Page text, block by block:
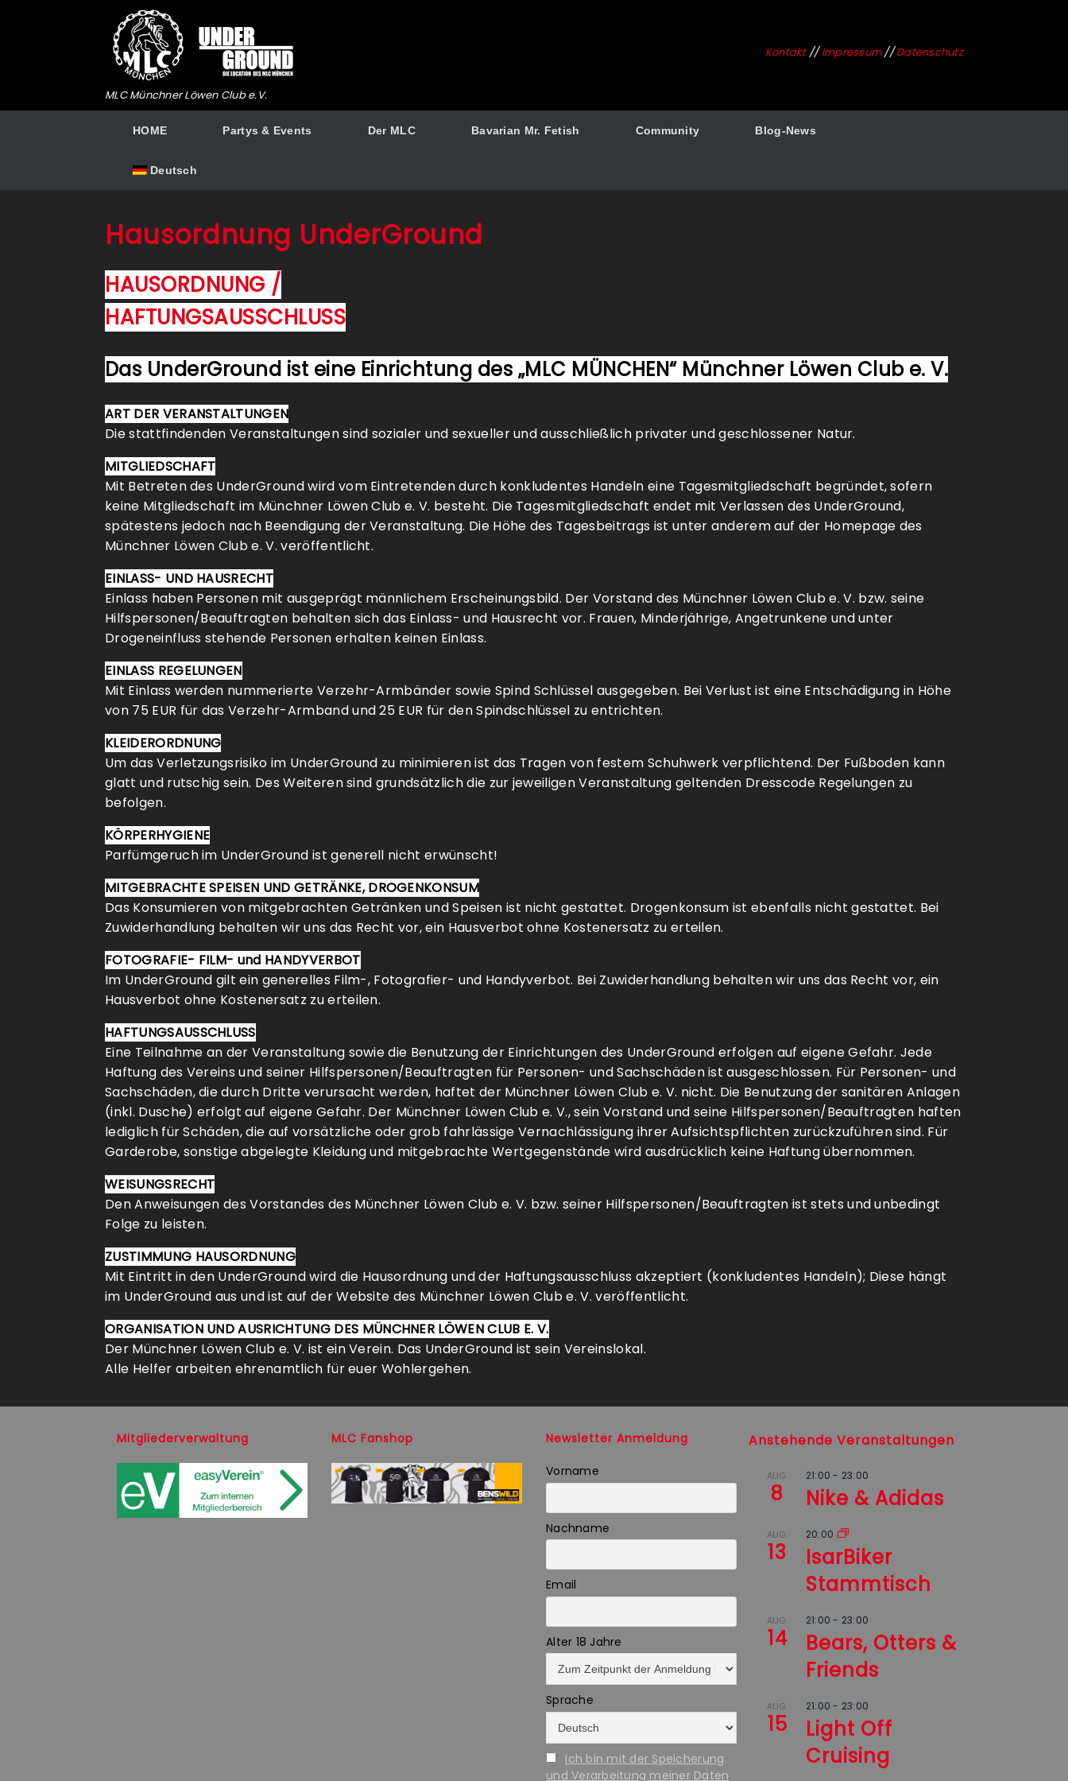
MLC Münchner Löwen Club e.V.
Kontakt//Impressum//Datenschutz
HOME Partys & Events Der MLC Bavarian Mr. Fetish Community Blog-News
Deutsch
Hausordnung UnderGround
HAUSORDNUNG /
HAFTUNGSAUSSCHLUSS
Das UnderGround ist eine Einrichtung des „MLC MÜNCHEN“ Münchner Löwen Club e. V.
ART DER VERANSTALTUNGEN
Die stattfindenden Veranstaltungen sind sozialer und sexueller und ausschließlich privater und geschlossener Natur.
MITGLIEDSCHAFT
Mit Betreten des UnderGround wird vom Eintretenden durch konkludentes Handeln eine Tagesmitgliedschaft begründet, sofern
keine Mitgliedschaft im Münchner Löwen Club e. V. besteht. Die Tagesmitgliedschaft endet mit Verlassen des UnderGround,
spätestens jedoch nach Beendigung der Veranstaltung. Die Höhe des Tagesbeitrags ist unter anderem auf der Homepage des
Münchner Löwen Club e. V. veröffentlicht.
EINLASS- UND HAUSRECHT
Einlass haben Personen mit ausgeprägt männlichem Erscheinungsbild. Der Vorstand des Münchner Löwen Club e. V. bzw. seine
Hilfspersonen/Beauftragten behalten sich das Einlass- und Hausrecht vor. Frauen, Minderjährige, Angetrunkene und unter
Drogeneinfluss stehende Personen erhalten keinen Einlass.
EINLASS REGELUNGEN
Mit Einlass werden nummerierte Verzehr-Armbänder sowie Spind Schlüssel ausgegeben. Bei Verlust ist eine Entschädigung in Höhe
von 75 EUR für das Verzehr-Armband und 25 EUR für den Spindschlüssel zu entrichten.
KLEIDERORDNUNG
Um das Verletzungsrisiko im UnderGround zu minimieren ist das Tragen von festem Schuhwerk verpflichtend. Der Fußboden kann
glatt und rutschig sein. Des Weiteren sind grundsätzlich die zur jeweiligen Veranstaltung geltenden Dresscode Regelungen zu
befolgen.
KÖRPERHYGIENE
Parfümgeruch im UnderGround ist generell nicht erwünscht!
MITGEBRACHTE SPEISEN UND GETRÄNKE, DROGENKONSUM
Das Konsumieren von mitgebrachten Getränken und Speisen ist nicht gestattet. Drogenkonsum ist ebenfalls nicht gestattet. Bei
Zuwiderhandlung behalten wir uns das Recht vor, ein Hausverbot ohne Kostenersatz zu erteilen.
FOTOGRAFIE- FILM- und HANDYVERBOT
Im UnderGround gilt ein generelles Film-, Fotografier- und Handyverbot. Bei Zuwiderhandlung behalten wir uns das Recht vor, ein
Hausverbot ohne Kostenersatz zu erteilen.
HAFTUNGSAUSSCHLUSS
Eine Teilnahme an der Veranstaltung sowie die Benutzung der Einrichtungen des UnderGround erfolgen auf eigene Gefahr. Jede
Haftung des Vereins und seiner Hilfspersonen/Beauftragten für Personen- und Sachschäden ist ausgeschlossen. Für Personen- und
Sachschäden, die durch Dritte verursacht werden, haftet der Münchner Löwen Club e. V. nicht. Die Benutzung der sanitären Anlagen
(inkl. Dusche) erfolgt auf eigene Gefahr. Der Münchner Löwen Club e. V., sein Vorstand und seine Hilfspersonen/Beauftragten haften
lediglich für Schäden, die auf vorsätzliche oder grob fahrlässige Vernachlässigung ihrer Aufsichtspflichten zurückzuführen sind. Für
Garderobe, sonstige abgelegte Kleidung und mitgebrachte Wertgegenstände wird ausdrücklich keine Haftung übernommen.
WEISUNGSRECHT
Den Anweisungen des Vorstandes des Münchner Löwen Club e. V. bzw. seiner Hilfspersonen/Beauftragten ist stets und unbedingt
Folge zu leisten.
ZUSTIMMUNG HAUSORDNUNG
Mit Eintritt in den UnderGround wird die Hausordnung und der Haftungsausschluss akzeptiert (konkludentes Handeln); Diese hängt
im UnderGround aus und ist auf der Website des Münchner Löwen Club e. V. veröffentlicht.
ORGANISATION UND AUSRICHTUNG DES MÜNCHNER LÖWEN CLUB E. V.
Der Münchner Löwen Club e. V. ist ein Verein. Das UnderGround ist sein Vereinslokal.
Alle Helfer arbeiten ehrenamtlich für euer Wohlergehen.
Mitgliederverwaltung MLC Fanshop Newsletter Anmeldung
Vorname
Nachname
Email
Alter 18 Jahre
Sprache
Ich bin mit der Speicherung
und Verarbeitung meiner Daten
Anstehende Veranstaltungen
AUG.
8
21:00 - 23:00
Nike & Adidas
AUG.
13
20:00
IsarBiker
Stammtisch
AUG.
14
21:00 - 23:00
Bears, Otters &
Friends
AUG.
15
21:00 - 23:00
Light Off
Cruising